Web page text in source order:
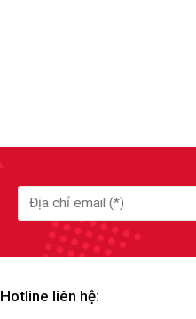
Hotline liên hệ: